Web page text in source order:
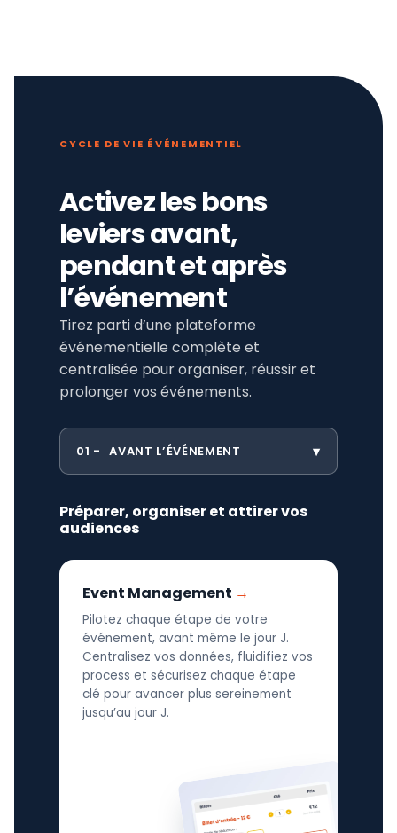
CYCLE DE VIE ÉVÉNEMENTIEL
Activez les bons
leviers avant,
pendant et après
l’événement
Tirez parti d’une plateforme
événementielle complète et
centralisée pour organiser, réussir et
prolonger vos événements.
01 AVANT L’ÉVÉNEMENT
Préparer, organiser et attirer vos
audiences
Event Management
Pilotez chaque étape de votre
événement, avant même le jour J.
Centralisez vos données, fluidifiez vos
process et sécurisez chaque étape
clé pour avancer plus sereinement
jusqu’au jour J.